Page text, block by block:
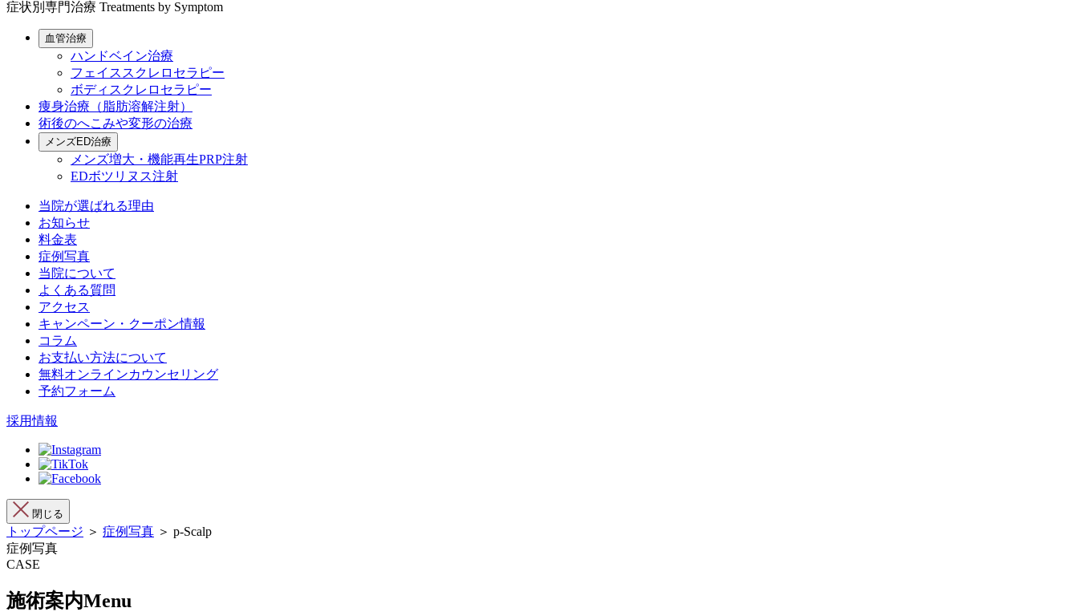
症状別専門治療 Treatments by Symptom
血管治療
ハンドベイン治療
フェイススクレロセラピー
ボディスクレロセラピー
痩身治療（脂肪溶解注射）
術後のへこみや変形の治療
メンズED治療
メンズ増大・機能再生PRP注射
EDボツリヌス注射
当院が選ばれる理由
お知らせ
料金表
症例写真
当院について
よくある質問
アクセス
キャンペーン・クーポン情報
コラム
お支払い方法について
無料オンラインカウンセリング
予約フォーム
採用情報
閉じる
トップページ ＞ 症例写真 ＞ p-Scalp
症例写真
CASE
施術案内Menu